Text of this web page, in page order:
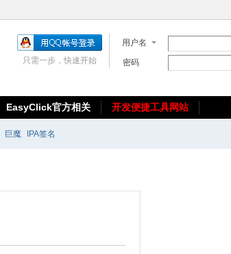
用户名
密码
只需一步，快速开始
EasyClick官方相关
开发便捷工具网站
巨魔 IPA签名